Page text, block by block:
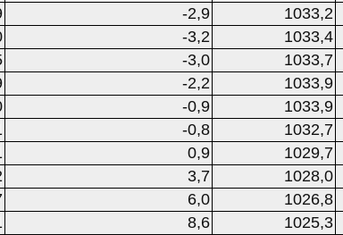
-2,9 1033,2
-3,2 1033,4
-3,0 1033,7
-2,2 1033,9
-0,9 1033,9
-0,8 1032,7
0,9 1029,7
3,7 1028,0
6,0 1026,8
8,6 1025,3